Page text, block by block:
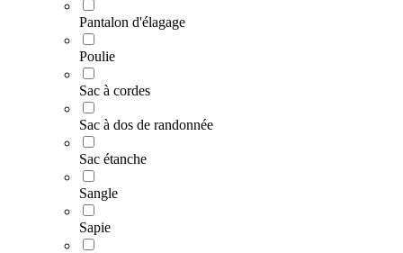
Pantalon d'élagage
Poulie
Sac à cordes
Sac à dos de randonnée
Sac étanche
Sangle
Sapie